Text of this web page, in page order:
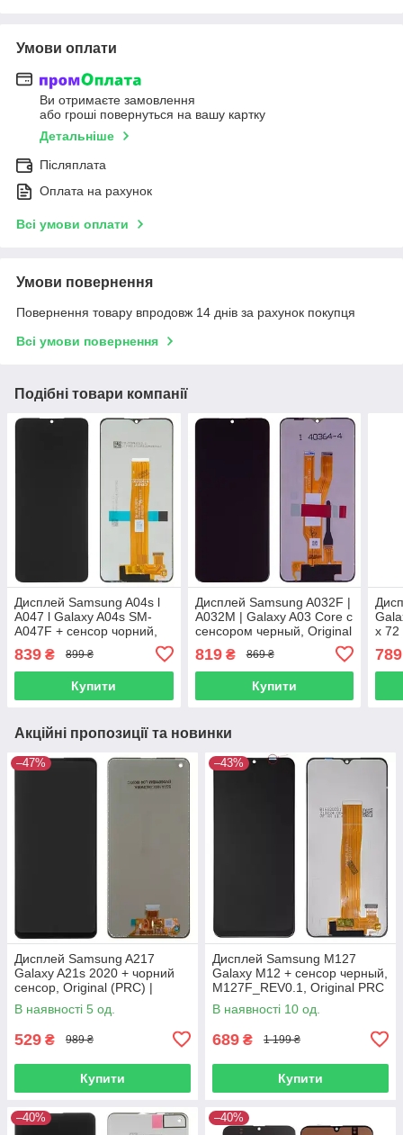
Умови оплати
Ви отримаєте замовлення
або гроші повернуться на вашу картку
Детальніше
Післяплата
Оплата на рахунок
Всі умови оплати
Умови повернення
Повернення товару впродовж 14 днів за рахунок покупця
Всі умови повернення
Подібні товари компанії
Дисплей Samsung A04s l
A047 l Galaxy A04s SM-
A047F + сенсор чорний,
839 ₴ 899 ₴
Купити
Дисплей Samsung A032F |
A032M | Galaxy A03 Сore с
сенсором черный, Original
819₴ 869 ₴
Купити
x 72
789
Акційні пропозиції та новинки
–47%
Дисплей Samsung A217
Galaxy A21s 2020 + чорний
сенсор, Original (PRC) |
модуль
В наявності 5 од.
529 ₴ 989 ₴
Купити
–43%
Дисплей Samsung M127
Galaxy M12 + сенсор черный,
M127F_REV0.1, Original PRC
| модуль
В наявності 10 од.
689 ₴ 1 199 ₴
Купити
–40% –40%